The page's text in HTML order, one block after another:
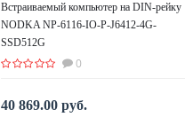
Встраиваемый компьютер на DIN-рейку
NODKA NP-6116-IO-P-J6412-4G-
SSD512G
0
40 869.00 руб.